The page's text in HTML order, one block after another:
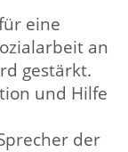
eine
an
gestärkt.
und Hilfe
der